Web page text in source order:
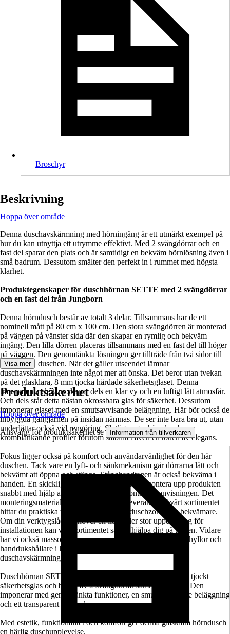
Broschyr
Beskrivning
Hoppa över område
Denna duschavskärmning med hörningång är ett utmärkt exempel på
hur du kan utnyttja ett utrymme effektivt. Med 2 svängdörrar och en
fast del sparar den plats och är samtidigt en bekväm hörnlösning även i
små badrum. Dessutom smälter den perfekt in i rummet med högsta
klarhet.
Produktegenskaper för duschhörnan SETTE med 2 svängdörrar
och en fast del från Jungborn
Denna hörndusch består av totalt 3 delar. Tillsammans har de ett
nominell mått på 80 cm x 100 cm. Den stora svängdörren är monterad
på väggen på vänster sida där den skapar en rymlig och bekväm
ingång. Den lilla dörren placeras tillsammans med en fast del till höger
på väggen. Den genomtänkta lösningen ger tillträde från två sidor till
den härliga duschen. När det gäller utseendet lämnar
duschavskärmningen inte något mer att önska. Det beror utan tvekan
på det glasklara, 8 mm tjocka härdade säkerhetsglaset. Denna
transparenta elegans skapar dels en klar vy och en luftigt lätt atmosfär.
Och dels står detta nästan okrossbara glas för säkerhet. Dessutom
imponerar glaset med en smutsavvisande beläggning. Här bör också de
inbyggda gångjärnen på insidan nämnas. De ser inte bara bra ut, utan
underlättar också vid rengöring. Slutligen ger hörnduschens
kromblänkande profiler förutom stabilitet även en touch av elegans.
Fokus ligger också på komfort och användarvänlighet för den här
duschen. Tack vare en lyft- och sänkmekanism går dörrarna lätt och
bekvämt att öppna och stänga. Stånghandtagen är också bekväma i
handen. En skicklig hemmafixare bör kunna montera upp produkten
snabbt med hjälp av den medföljande monteringsanvisningen. Det
monteringsmaterial som behövs ingår i leveransen. I vårt sortimentet
hittar du praktiska tillbehör som gör din duschzon ännu bekvämare.
Om din verktygslåda behöver en liten eller stor uppdatering för
installationen kan vårt sortimentet säkert hjälpa dig på traven. Vidare
har vi också massor av accessoarer som tvålpumpar, duschhyllor och
handdukshållare i lager som passar perfekt till din nya
duschavskärmning.
Duschhörnan SETTE från Jungborn är tillverkad av 8 mm tjockt
säkerhetsglas och består av 2 svängdörrar samt en fast del. Den
imponerar med genomtänkta funktioner, en smutsavvisande beläggning
och ett transparent utseende.
Med estetik, funktionalitet och komfort ger denna glasklara hörndusch
en härlig duschupplevelse.
Visa mer
Produktsäkerhet
Hoppa över område
Ansvarig för produktsäkerhet se Information från tillverkaren .